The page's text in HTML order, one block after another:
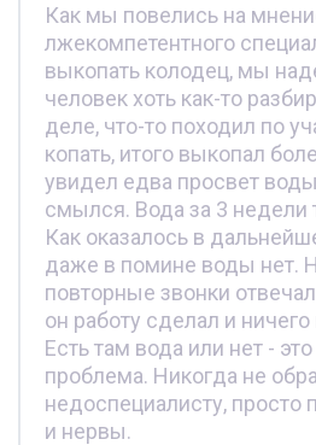
Как мы повелись на
лжекомпетентного
выкопать колодец, мы
человек хоть как-то
деле, что-то походил по
копать, итого выкопал
увидел едва просвет
смылся. Вода за 3 недели
Как оказалось в
даже в помине воды нет.
повторные звонки
он работу сделал и
Есть там вода или нет -
проблема. Никогда не
недоспециалисту, просто
и нервы.